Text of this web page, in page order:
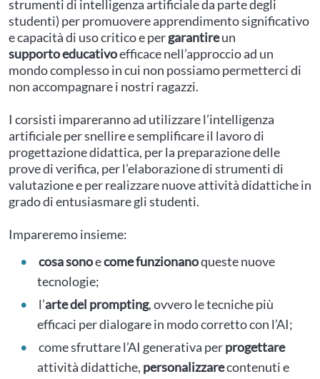
strumenti di intelligenza artificiale da parte degli
studenti) per promuovere apprendimento significativo
e capacità di uso critico e pergarantireun
supportoeducativoefficace nell’approccio ad un
mondo complesso in cui non possiamo permetterci di
non accompagnare i nostri ragazzi.
I corsisti impareranno ad utilizzare l’intelligenza
artificiale per snellire e semplificare il lavoro di
progettazione didattica, per la preparazione delle
prove di verifica, per l’elaborazione di strumenti di
valutazione e per realizzare nuove attività didattiche in
grado di entusiasmare gli studenti.
Impareremo insieme:
cosa sonoecome funzionanoqueste nuove
tecnologie;
l’arte del prompting, ovvero le tecniche più
efficaci per dialogare in modo corretto con l’AI;
come sfruttare l’AI generativa perprogettare
attività didattiche, personalizzarecontenuti e